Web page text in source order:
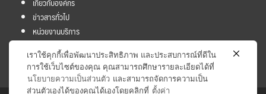
ข่าวสารทั่วไป
หน่วยงานบริการ
โครงการ
ข้อมูลและสถิติ
เราใช้คุกกี้เพื่อพัฒนาประสิทธิภาพ และประสบการณ์ที่ดีใน
การใช้เว็บไซต์ของคุณ คุณสามารถศึกษารายละเอียดได้ที่
นโยบายความเป็นส่วนตัว และสามารถจัดการความเป็น
ส่วนตัวเองได้ของคุณได้เองโดยคลิกที่ ตั้งค่า